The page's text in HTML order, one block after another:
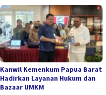
Kanwil Kemenkum Papua Barat
Hadirkan Layanan Hukum dan
Bazaar UMKM